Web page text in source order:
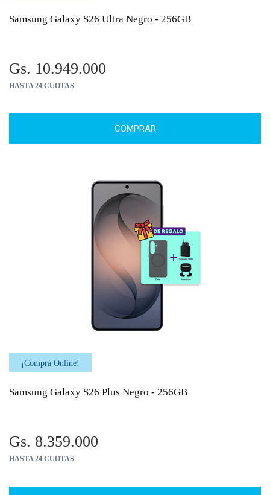
Samsung Galaxy S26 Ultra Negro - 256GB
Gs. 10.949.000
HASTA 24 CUOTAS
COMPRAR
¡Comprá Online!
Samsung Galaxy S26 Plus Negro - 256GB
Gs. 8.359.000
HASTA 24 CUOTAS